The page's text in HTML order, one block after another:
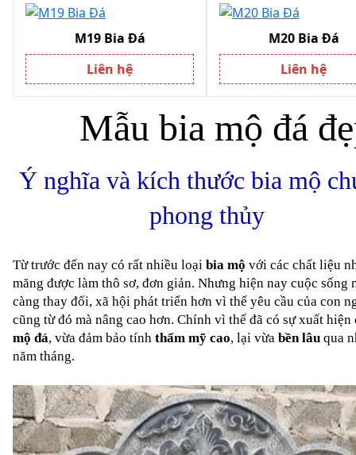
M19 Bia Đá
Liên hệ
M20 Bia Đá
Liên hệ
Mẫu bia mộ đá
Ý nghĩa và kích thước bia mộ
phong thủy
Từ trước đến nay có rất nhiều loại bia mộ với các chất liệu
măng được làm thô sơ, đơn giản. Nhưng hiện nay cuộc sống
càng thay đổi, xã hội phát triển hơn vì thế yêu cầu của con
cũng từ đó mà nâng cao hơn. Chính vì thế đã có sự xuất
mộ đá, vừa đảm bảo tính thẩm mỹ cao, lại vừa bền lâu qua
năm tháng.